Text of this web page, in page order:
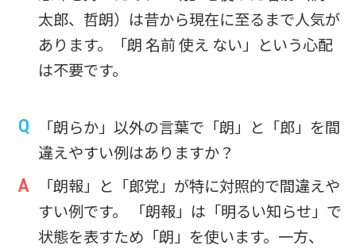
太郎、哲朗）は昔から現在に至るまで人気が
あります。「朗 名前 使え ない」という心配
は不要です。
「朗らか」以外の言葉で「朗」と「郎」を間
違えやすい例はありますか？
「朗報」と「郎党」が特に対照的で間違えや
すい例です。 「朗報」は「明るい知らせ」で
状態を表すため「朗」を使います。一方、